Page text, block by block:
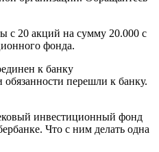
с 20 акций на сумму 20.000 с
фонда.
к банку
перешли к банку.
инвестиционный фонд
Что с ним делать одна